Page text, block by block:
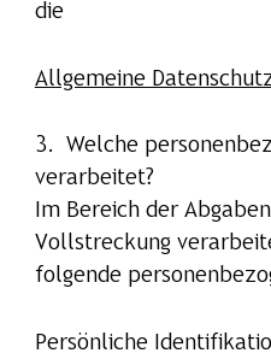
die
Allgemeine
3. Welche
verarbeitet?
Im Bereich der
Vollstreckung
folgende
Persönliche